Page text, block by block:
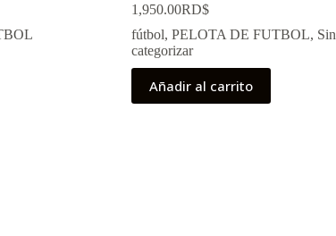
1,950.00RD$
fútbol, PELOTA DE FUTBOL, Sin
categorizar
Añadir al carrito